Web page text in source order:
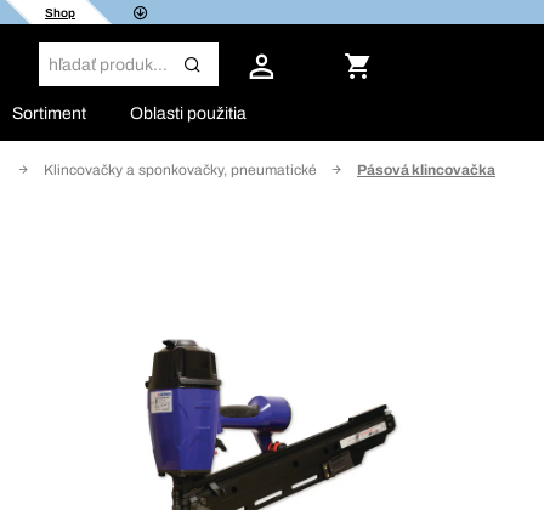
Shop
Sortiment Oblasti použitia
Klincovačky a sponkovačky, pneumatické Pásová klincovačka